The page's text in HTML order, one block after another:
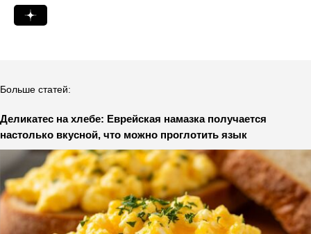
Больше статей:
Деликатес на хлебе: Еврейская намазка получается
настолько вкусной, что можно проглотить язык